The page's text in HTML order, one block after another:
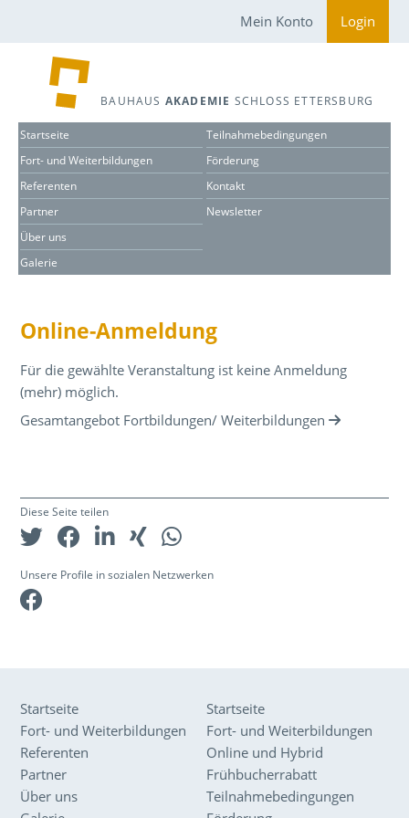
Mein Konto Login
BAUHAUS AKADEMIE SCHLOSS ETTERSBURG
Startseite
Fort- und Weiterbildungen
Referenten
Partner
Über uns
Galerie
Teilnahmebedingungen
Förderung
Kontakt
Newsletter
Online-Anmeldung
Für die gewählte Veranstaltung ist keine Anmeldung
(mehr) möglich.
Gesamtangebot Fortbildungen/ Weiterbildungen
Diese Seite teilen
Unsere Profile in sozialen Netzwerken
Startseite
Fort- und Weiterbildungen
Referenten
Partner
Über uns
Startseite
Fort- und Weiterbildungen
Online und Hybrid
Frühbucherrabatt
Teilnahmebedingungen